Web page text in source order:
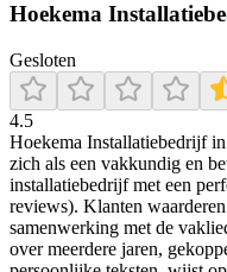
Hoekema
Gesloten
4.5
Hoekema Installatiebedrijf
zich als een vakkundig en
installatiebedrijf met een
reviews). Klanten
samenwerking met de
over meerdere jaren,